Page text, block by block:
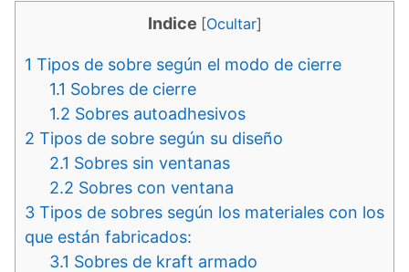
Indice [Ocultar]
1 Tipos de sobre según el modo de cierre
1.1 Sobres de cierre
1.2 Sobres autoadhesivos
2 Tipos de sobre según su diseño
2.1 Sobres sin ventanas
2.2 Sobres con ventana
3 Tipos de sobres según los materiales con los
que están fabricados:
3.1 Sobres de kraft armado